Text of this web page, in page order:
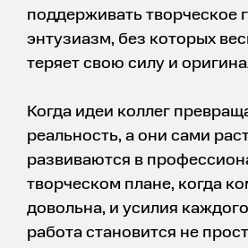
поддерживать творческое
энтузиазм, без которых
теряет свою силу и
Когда идеи коллег
реальность, а они сами
развиваются в
творческом плане, когда
довольна, и усилия
работа становится не